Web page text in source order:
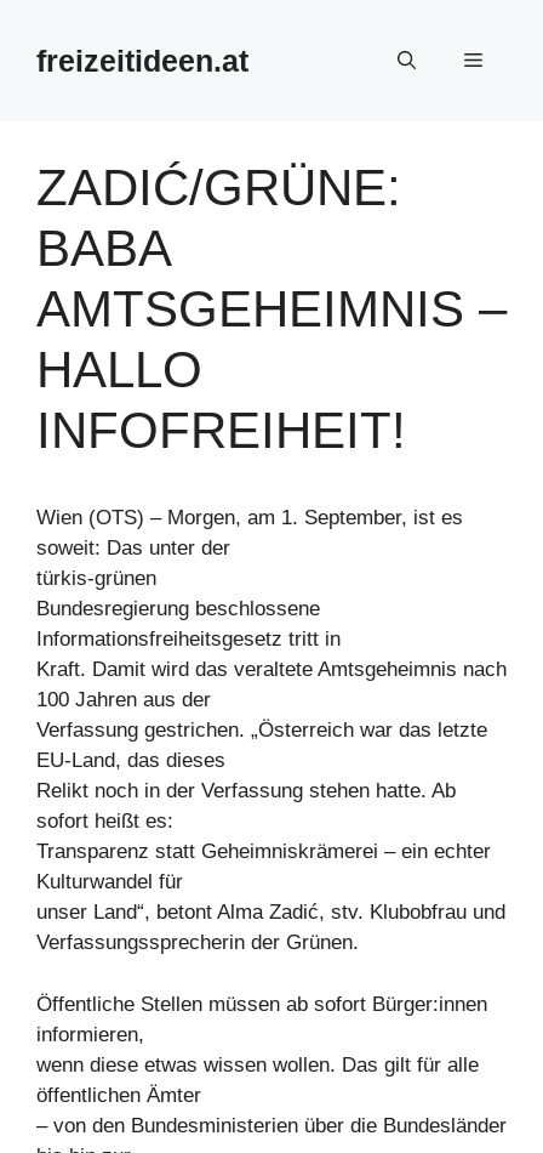
Inhalt
springenfreizeitideen.at Menü
ZADIĆ/GRÜNE:
BABA
AMTSGEHEIMNIS –
HALLO
INFOFREIHEIT!
Wien (OTS) – Morgen, am 1. September, ist es
soweit: Das unter der
türkis-grünen
Bundesregierung beschlossene
Informationsfreiheitsgesetz tritt in
Kraft. Damit wird das veraltete Amtsgeheimnis nach
100 Jahren aus der
Verfassung gestrichen. „Österreich war das letzte
EU-Land, das dieses
Relikt noch in der Verfassung stehen hatte. Ab
sofort heißt es:
Transparenz statt Geheimniskrämerei – ein echter
Kulturwandel für
unser Land“, betont Alma Zadić, stv. Klubobfrau und
Verfassungssprecherin der Grünen.
Öffentliche Stellen müssen ab sofort Bürger:innen
informieren,
wenn diese etwas wissen wollen. Das gilt für alle
öffentlichen Ämter
– von den Bundesministerien über die Bundesländer